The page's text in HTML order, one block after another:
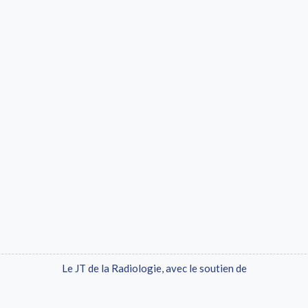
Le JT de la Radiologie, avec le soutien de